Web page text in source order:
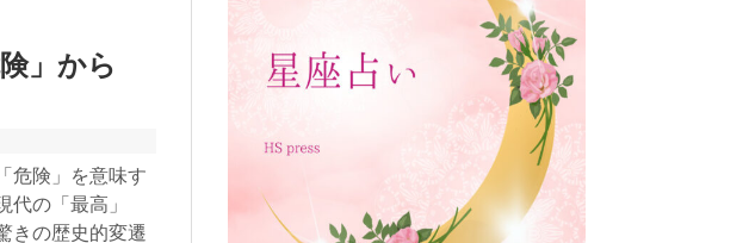
」から
危険」を意味す
の「最高」
きの歴史的変遷